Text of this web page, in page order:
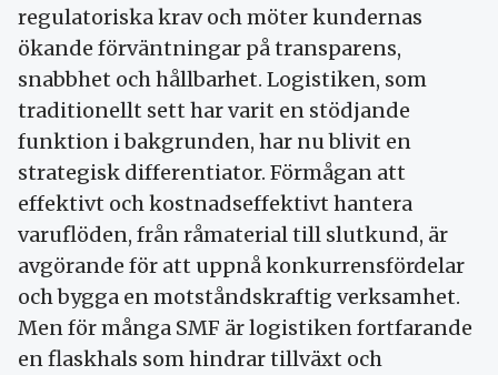
regulatoriska krav och möter kundernas
ökande förväntningar på transparens,
snabbhet och hållbarhet. Logistiken, som
traditionellt sett har varit en stödjande
funktion i bakgrunden, har nu blivit en
strategisk differentiator. Förmågan att
effektivt och kostnadseffektivt hantera
varuflöden, från råmaterial till slutkund, är
avgörande för att uppnå konkurrensfördelar
och bygga en motståndskraftig verksamhet.
Men för många SMF är logistiken fortfarande
en flaskhals som hindrar tillväxt och